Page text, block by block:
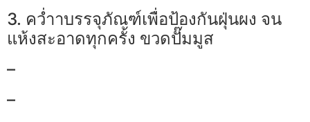
3. คว่ำาบรรจุภัณฑ์เพื่อป้องกันฝุ่นผง จน
แห้งสะอาดทุกครั้ง ขวดปั๊มมูส
–
–